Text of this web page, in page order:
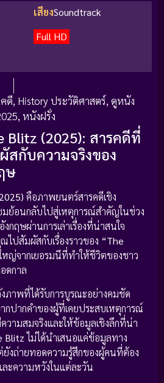
เสียงSoundtrack
Full HD
ดี, History ประวัติศาสตร์, ดูหนัง
, หนังฝรั่ง
Blitz (2025): สารคดีที่
กับความจริงของ
ษ
คือภาพยนตร์สารคดีเชิง
ย้อนกลับไปสู่เหตุการณ์สำคัญในช่วง
กฤษผ่านการเล่าเรื่องที่น่าสนใจ
ปสัมผัสกับเรื่องราวของ “The
ใหญ่จากเยอรมนีที่ทำให้ชีวิตของชาว
ดกาล
ภาพที่ได้รับการบูรณะอย่างคมชัด
กปากคำของผู้ที่เคยประสบเหตุการณ์
วามสมจริงและให้ข้อมูลเชิงลึกที่น่า
Blitzไม่ได้นำเสนอแค่ข้อมูลทาง
งถ่ายทอดความรู้สึกของผู้คนที่ต้อง
ะความหวังในแต่ละวัน